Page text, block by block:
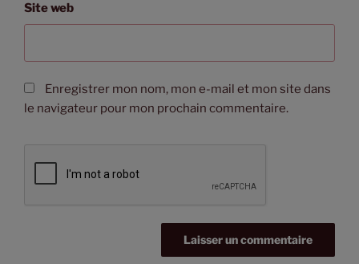
Site web
Enregistrer mon nom, mon e-mail et mon site dans
le navigateur pour mon prochain commentaire.